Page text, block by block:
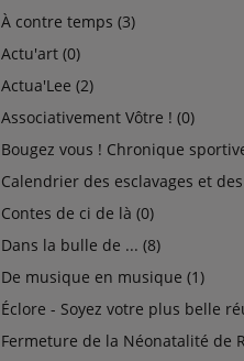
À contre temps (3)
Actu'art (0)
Actua'Lee (2)
Associativement Vôtre ! (0)
Bougez vous ! Chronique sportive avec
Calendrier des esclavages et des
Contes de ci de là (0)
Dans la bulle de ... (8)
De musique en musique (1)
Éclore - Soyez votre plus belle
Fermeture de la Néonatalité de